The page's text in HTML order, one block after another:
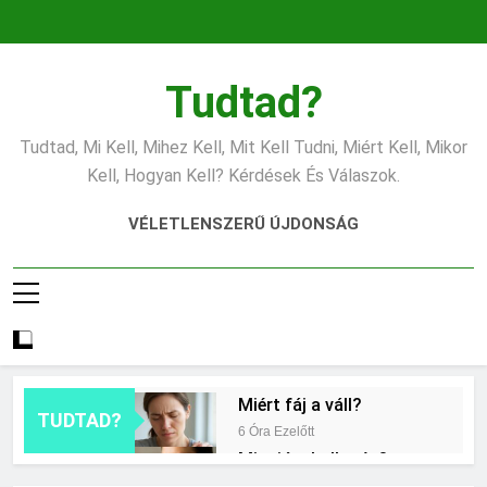
Tudtad?
Tudtad, Mi Kell, Mihez Kell, Mit Kell Tudni, Miért Kell, Mikor
Kell, Hogyan Kell? Kérdések És Válaszok.
VÉLETLENSZERŰ ÚJDONSÁG
TUDTAD?
Miért fáj a váll?
6 Óra Ezelőtt
Mire jó a kollagén?